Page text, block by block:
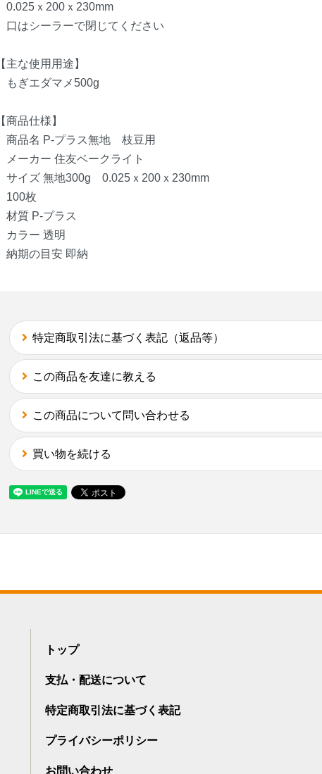
0.025ｘ200ｘ230mm
口はシーラーで閉じてください
【主な使用用途】
もぎエダマメ500g
【商品仕様】
商品名 P-プラス無地 枝豆用
メーカー 住友ベークライト
サイズ 無地300g 0.025ｘ200ｘ230mm
100枚
材質 P-プラス
カラー 透明
納期の目安 即納
特定商取引法に基づく表記（返品等）
この商品を友達に教える
この商品について問い合わせる
買い物を続ける
トップ
支払・配送について
特定商取引法に基づく表記
プライバシーポリシー
お問い合わせ